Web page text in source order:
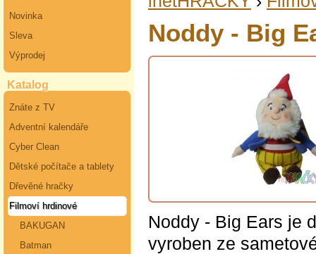
Novinka
Sleva
Výprodej
Katalog
Znáte z TV
Adventní kalendáře
Cyber Clean
Dětské počítače a tablety
Dřevěné hračky
Filmoví hrdinové
BAKUGAN
Batman
Noddy - Big
Noddy - Big Ears je
vyroben ze